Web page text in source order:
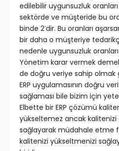
edilebilir uygunsuzluk
sektörde ve müşteride bu
binde 2′dir. Bu oranları
bir daha o müşteriye
nedenle uygunsuzluk
Yönetim karar vermek
de doğru veriye sahip olmak
ERP uygulamasının doğru
sağlaması bile bizim için
Elbette bir ERP çözümü
yükseltemez ancak
sağlayarak müdahale etme
kalitenizi yükseltmenizi